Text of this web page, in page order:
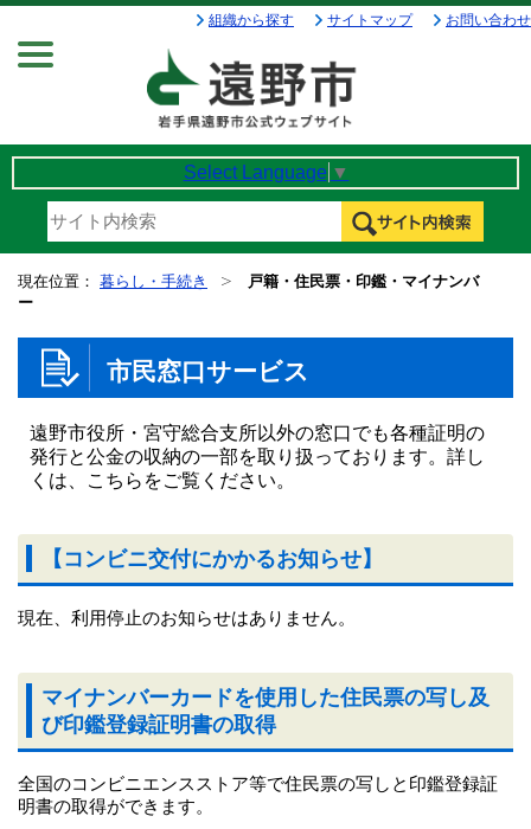
組織から探す サイトマップ お問い合わせ
Select Language ▼
現在位置： 暮らし・手続き
戸籍・住民票・印鑑・マイナンバ
ー
市民窓口サービス
遠野市役所・宮守総合支所以外の窓口でも各種証明の
発行と公金の収納の一部を取り扱っております。詳し
くは、こちらをご覧ください。
【コンビニ交付にかかるお知らせ】
現在、利用停止のお知らせはありません。
マイナンバーカードを使用した住民票の写し及
び印鑑登録証明書の取得
全国のコンビニエンスストア等で住民票の写しと印鑑登録証
明書の取得ができます。